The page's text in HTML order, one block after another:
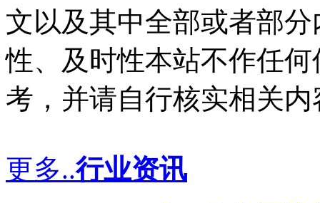
文以及其中全部或者部
性、及时性本站不作任
考，并请自行核实相关内
更多..行业资讯